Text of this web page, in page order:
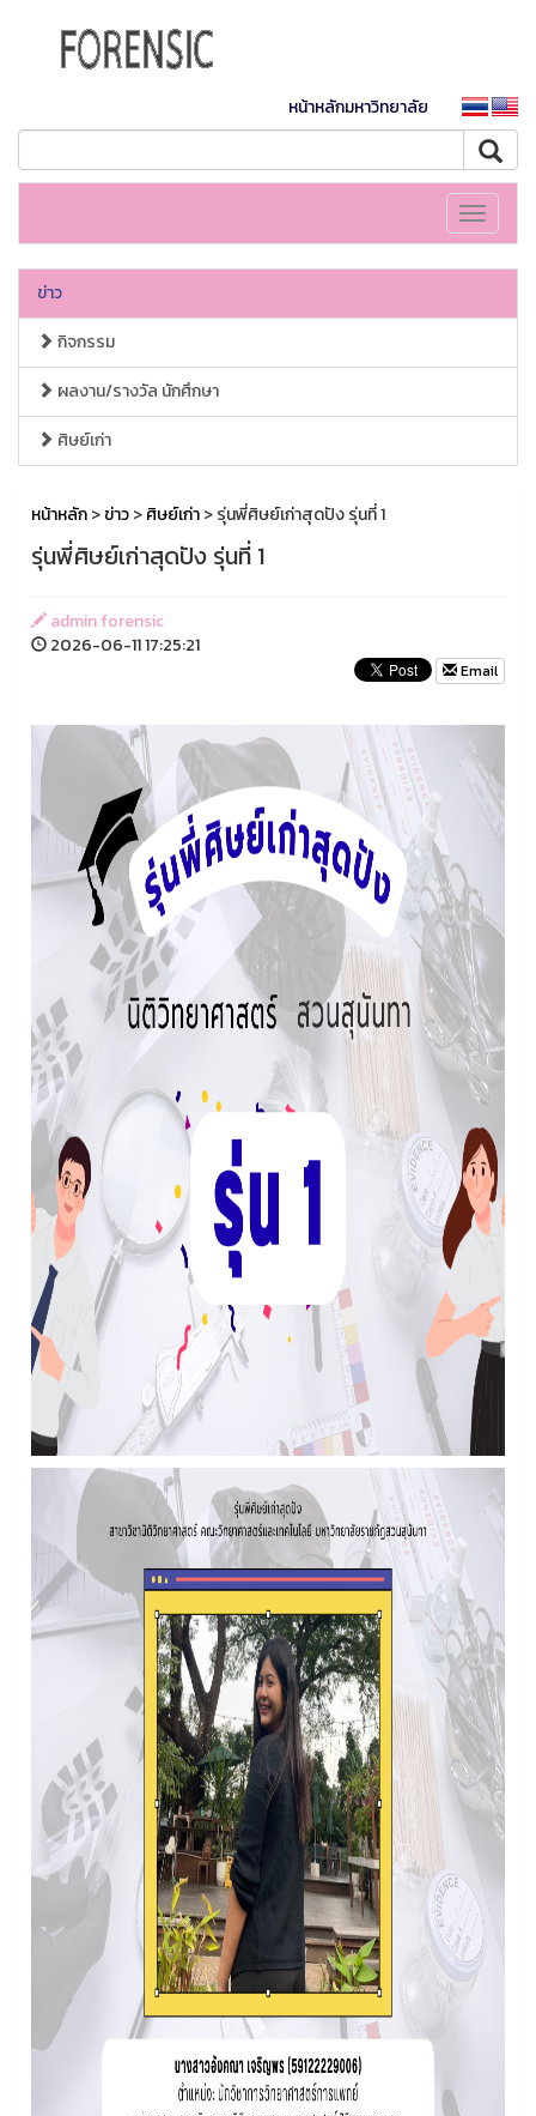
หน้าหลักมหาวิทยาลัย
Toggle
ข่าว
กิจกรรม
ผลงาน/รางวัล นักศึกษา
ศิษย์เก่า
หน้าหลัก>ข่าว>ศิษย์เก่า> รุ่นพี่ศิษย์เก่าสุดปัง รุ่นที่ 1
รุ่นพี่ศิษย์เก่าสุดปัง รุ่นที่ 1
admin forensic
2026-06-11 17:25:21
Email